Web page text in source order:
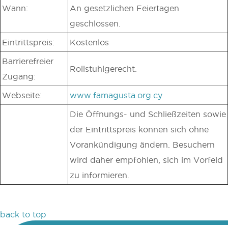
Wann:
An gesetzlichen Feiertagen
geschlossen.
Eintrittspreis: Kostenlos
Barrierefreier
Zugang:
Rollstuhlgerecht.
Webseite: www.famagusta.org.cy
Die Öffnungs- und Schließzeiten sowie
der Eintrittspreis können sich ohne
Vorankündigung ändern. Besuchern
wird daher empfohlen, sich im Vorfeld
zu informieren.
back to top